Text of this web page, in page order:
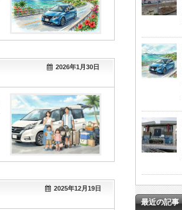
2026年1月30日
2025年12月19日
最近の記事